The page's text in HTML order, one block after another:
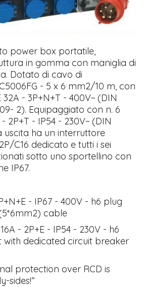
power box portatile,
in gomma con maniglia di
Dotato di cavo di
- 5 x 6 mm2/10 m, con
- 3P+N+T - 400V~ (DIN
2). Equipaggiato con n. 6
2P+T - IP54 - 230V~ (DIN
uscita ha un interruttore
C16 dedicato e tutti i sei
sotto uno sportellino con
IP67.
- IP67 - 400V - h6 plug
cable
- 2P+E - IP54 - 230V - h6
with dedicated circuit breaker
protection over RCD is
sides!”